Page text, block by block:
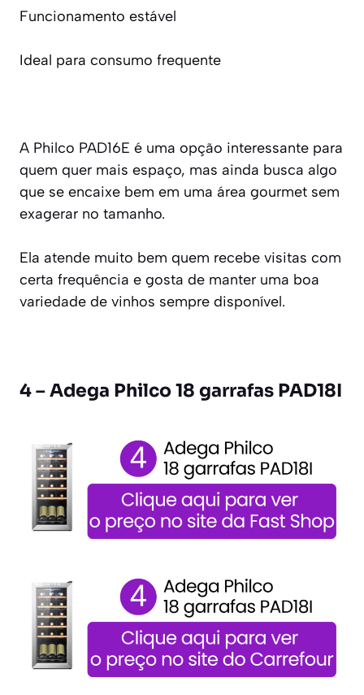
Funcionamento estável
Ideal para consumo frequente
A Philco PAD16E é uma opção interessante para
quem quer mais espaço, mas ainda busca algo
que se encaixe bem em uma área gourmet sem
exagerar no tamanho.
Ela atende muito bem quem recebe visitas com
certa frequência e gosta de manter uma boa
variedade de vinhos sempre disponível.
4 – Adega Philco 18 garrafas PAD18I